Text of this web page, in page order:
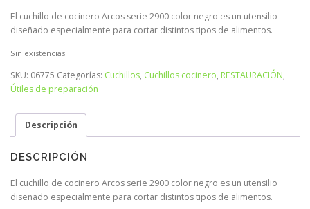
El cuchillo de cocinero Arcos serie 2900 color negro es un utensilio
diseñado especialmente para cortar distintos tipos de alimentos.
Sin existencias
SKU: 06775 Categorías: Cuchillos, Cuchillos cocinero, RESTAURACIÓN,
Útiles de preparación
Descripción
DESCRIPCIÓN
El cuchillo de cocinero Arcos serie 2900 color negro es un utensilio
diseñado especialmente para cortar distintos tipos de alimentos.